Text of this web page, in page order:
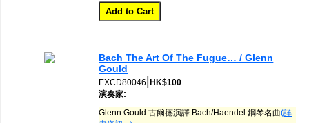
Bach The Art Of The Fugue… / Glenn
Gould
EXCD80046 |HK$100
演奏家:
Glenn Gould 古爾德演譯 Bach/Haendel 鋼琴名曲(詳